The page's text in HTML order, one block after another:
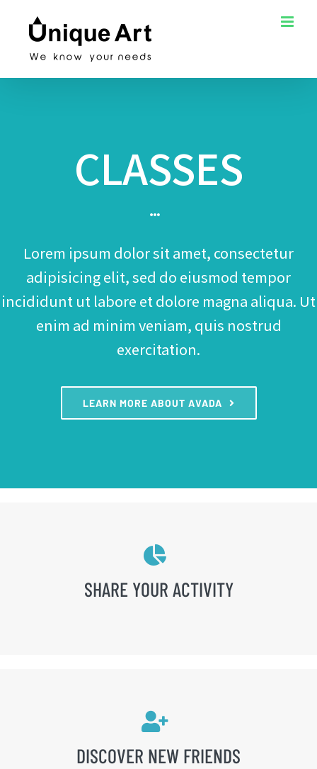
content
CLASSES
Lorem ipsum dolor sit amet, consectetur
adipisicing elit, sed do eiusmod tempor
incididunt ut labore et dolore magna aliqua. Ut
enim ad minim veniam, quis nostrud
exercitation.
LEARN MORE ABOUT AVADA
SHARE YOUR ACTIVITY
DISCOVER NEW FRIENDS